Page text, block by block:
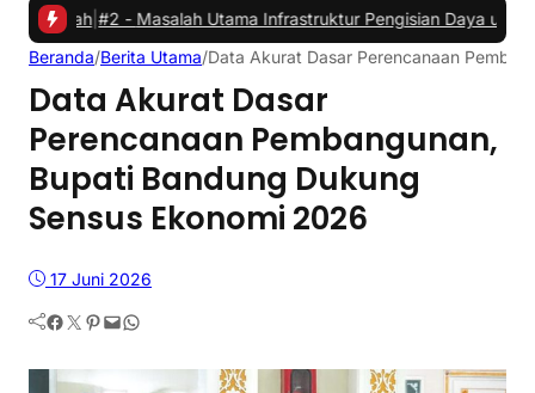
#2 - Masalah Utama Infrastruktur Pengisian Daya untuk Mobil
Beranda/Berita Utama/Data Akurat Dasar Perencanaan
Data Akurat Dasar
Perencanaan Pembangunan,
Bupati Bandung Dukung
Sensus Ekonomi 2026
17 Juni 2026
Facebook Twitter Pinterest Mail WhatsApp